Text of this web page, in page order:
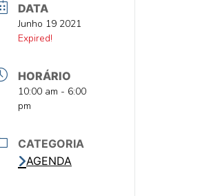
DATA
DATAJunho 19 2021
DATAExpired!
HORÁRIO
HORA
10:00 am - 6:00
pm
CATEGORIA
AGENDA